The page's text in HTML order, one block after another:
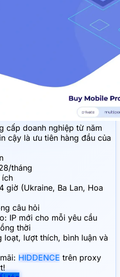
doanh nghiệp từ năm
cậy là ưu tiên hàng đầu của
tháng
ích
giờ (Ukraine, Ba Lan, Hoa
câu hỏi
IP mới cho mỗi yêu cầu
thời
loạt, lượt thích, bình luận và
HIDDENCE trên proxy